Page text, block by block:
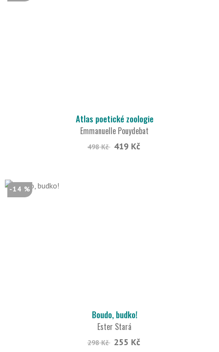
Atlas poetické zoologie
Emmanuelle Pouydebat
498 Kč 419 Kč
-14 %
Boudo, budko!
Ester Stará
298 Kč 255 Kč